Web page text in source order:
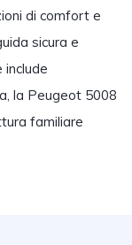
di comfort e
sicura e
include
la Peugeot 5008
familiare